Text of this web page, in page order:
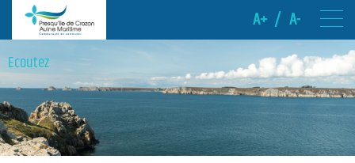
A+ / A-
Ecoutez